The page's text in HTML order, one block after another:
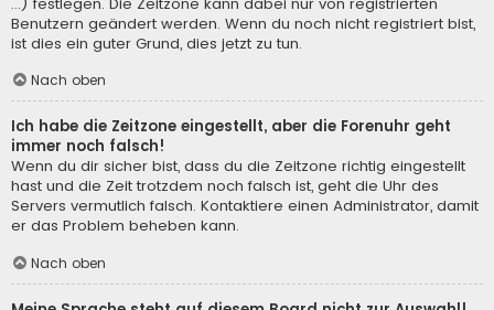
Benutzern geändert werden. Wenn du noch nicht registriert bist,
ist dies ein guter Grund, dies jetzt zu tun.
Nach oben
Ich habe die Zeitzone eingestellt, aber die Forenuhr geht
immer noch falsch!
Wenn du dir sicher bist, dass du die Zeitzone richtig eingestellt
hast und die Zeit trotzdem noch falsch ist, geht die Uhr des
Servers vermutlich falsch. Kontaktiere einen Administrator, damit
er das Problem beheben kann.
Nach oben